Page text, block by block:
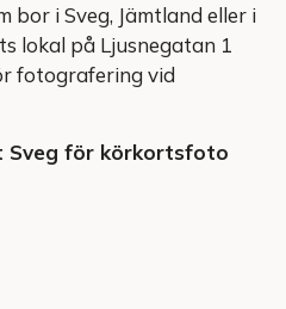
bor i Sveg, Jämtland eller i
lokal på Ljusnegatan 1
fotografering vid
Sveg för körkortsfoto